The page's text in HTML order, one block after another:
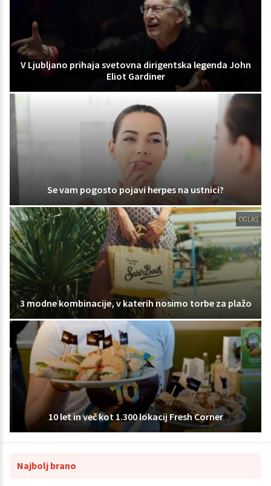
V Ljubljano prihaja svetovna dirigentska legenda John
Eliot Gardiner
Se vam pogosto pojavi herpes na ustnici?
OGLAS
3 modne kombinacije, v katerih nosimo torbe za plažo
10 let in več kot 1.300 lokacij Fresh Corner
Najbolj brano